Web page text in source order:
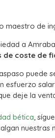
maestro de
a
de coste de
puede
deje la
bética,
nuestras